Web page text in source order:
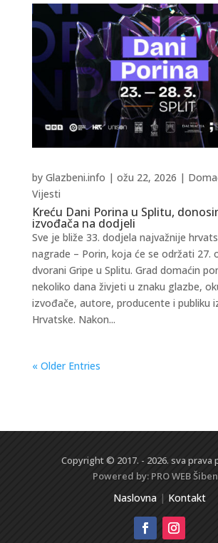
Kreću Dani Porina u Splitu,
izvođača na dodjeli
by Glazbeni.info | ožu 22, 2026 |
Vijesti
Sve je bliže 33. dodjela najvažnije
nagrade – Porin, koja će se održati 27.
dvorani Gripe u Splitu. Grad domaćin
nekoliko dana živjeti u znaku glazbe,
izvođače, autore, producente i publiku
Hrvatske. Nakon...
« Older Entries
Copyright © 2017. - 2026. sva prava
Powered by: PRO WEB
Naslovna| Kontakt